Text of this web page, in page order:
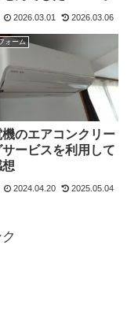
2026.03.01 2026.03.06
ォーム
機のエアコンクリー
ービスを利用して
2024.04.20 2025.05.04